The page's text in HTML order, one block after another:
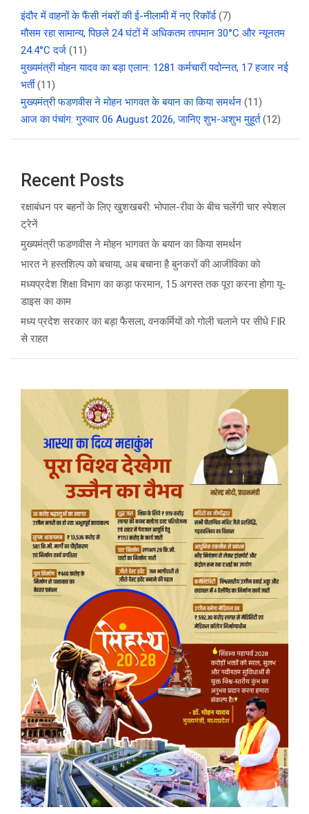
इंदौर में वाहनों के फैंसी नंबरों की ई-नीलामी में नए रिकॉर्ड (7)
मौसम रहा सामान्य, पिछले 24 घंटों में अधिकतम तापमान 30°C और न्यूनतम
24.4°C दर्ज (11)
मुख्यमंत्री मोहन यादव का बड़ा एलान: 1281 कर्मचारी पदोन्नत, 17 हजार नई
भर्ती (11)
मुख्यमंत्री फडणवीस ने मोहन भागवत के बयान का किया समर्थन (11)
आज का पंचांग: गुरुवार 06 August 2026, जानिए शुभ-अशुभ मुहूर्त (12)
Recent Posts
रक्षाबंधन पर बहनों के लिए खुशखबरी: भोपाल-रीवा के बीच चलेंगी चार स्पेशल
ट्रेनें
मुख्यमंत्री फडणवीस ने मोहन भागवत के बयान का किया समर्थन
भारत ने हस्तशिल्प को बचाया, अब बचाना है बुनकरों की आजीविका को
मध्यप्रदेश शिक्षा विभाग का कड़ा फरमान, 15 अगस्त तक पूरा करना होगा यू-
डाइस का काम
मध्य प्रदेश सरकार का बड़ा फैसला, वनकर्मियों को गोली चलाने पर सीधे FIR
से राहत